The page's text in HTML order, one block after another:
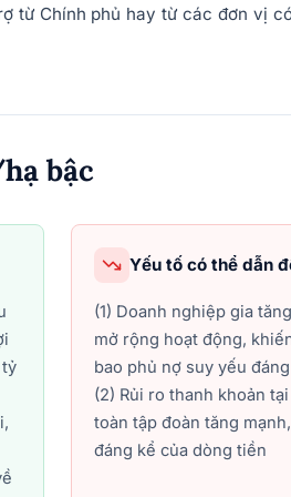
từ Chính phủ hay từ các đơn vị
bậc
Yếu tố có thể dẫn
(1) Doanh nghiệp gia
mở rộng hoạt động,
bao phủ nợ suy yếu
(2) Rủi ro thanh khoản
toàn tập đoàn tăng
đáng kể của dòng tiền